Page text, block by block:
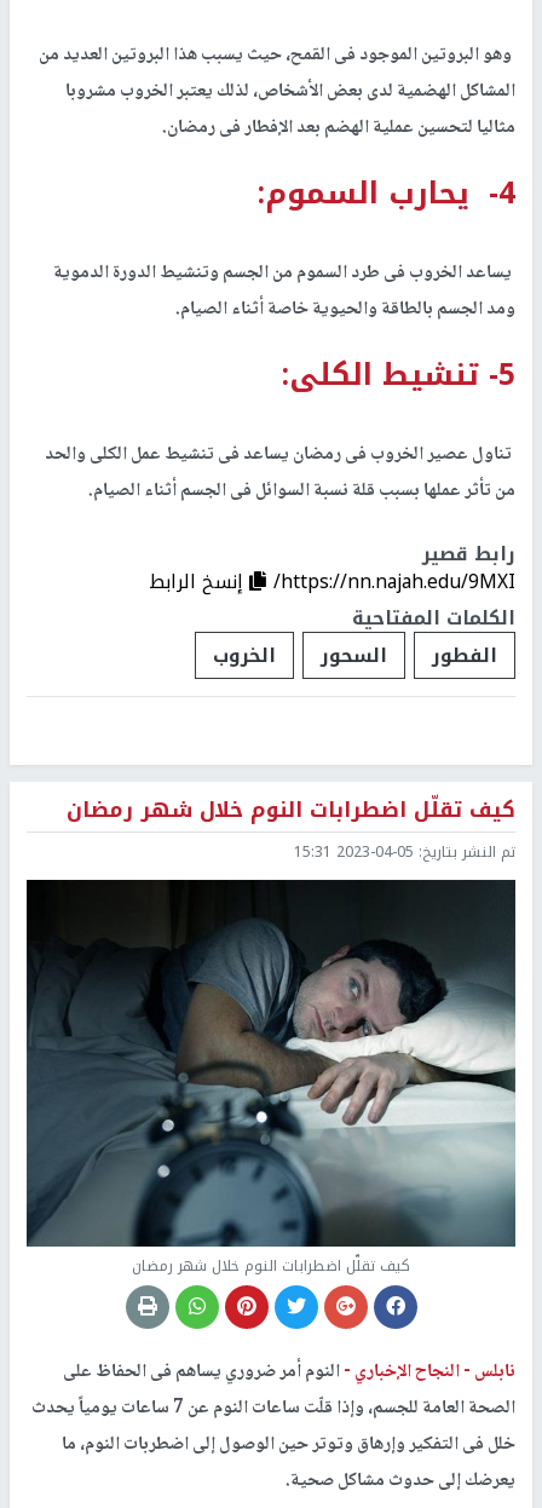
وهو البروتين الموجود فى القمح، حيث يسبب هذا البروتين العديد من
المشاكل الهضمية لدى بعض الأشخاص، لذلك يعتبر الخروب مشروبا
مثاليا لتحسين عملية الهضم بعد الإفطار فى رمضان.
4- يحارب السموم:
يساعد الخروب فى طرد السموم من الجسم وتنشيط الدورة الدموية
ومد الجسم بالطاقة والحيوية خاصة أثناء الصيام.
5- تنشيط الكلى:
تناول عصير الخروب فى رمضان يساعد فى تنشيط عمل الكلى والحد
من تأثر عملها بسبب قلة نسبة السوائل فى الجسم أثناء الصيام.
رابط قصير
https://nn.najah.edu/9MXI/
إنسخ الرابط
الكلمات المفتاحية
الفطور
السحور الخروب
كيف تقلّل اضطرابات النوم خلال شهر رمضان
تم النشر بتاريخ: 2023-04-05 15:31
كيف تقلّل اضطرابات النوم خلال شهر رمضان
نابلس -النجاح الإخباري -النوم أمر ضروري يساهم فى الحفاظ على
الصحة العامة للجسم، وإذا قلّت ساعات النوم عن 7 ساعات يومياً يحدث
خلل فى التفكير وإرهاق وتوتر حين الوصول إلى اضطربات النوم، ما
يعرضك إلى حدوث مشاكل صحية.